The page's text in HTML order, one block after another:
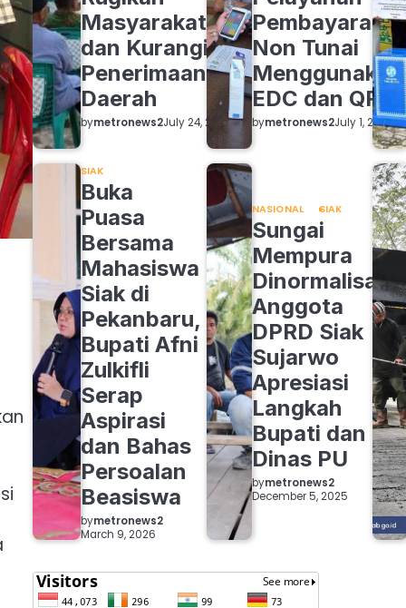
Masyarakat
dan Kurangi
Penerimaan
Daerah
bymetronews2July 24, 2026
Pembayaran
Non Tunai
Menggunakan
EDC dan QRIS
bymetronews2July 1, 2026
SIAK
Buka
Puasa
Bersama
Mahasiswa
Siak di
Pekanbaru,
Bupati Afni
Zulkifli
Serap
Aspirasi
dan Bahas
Persoalan
Beasiswa
bymetronews2
March 9, 2026
NASIONAL SIAK
Sungai
Mempura
Dinormalisasi,
Anggota
DPRD Siak
Sujarwo
Apresiasi
Langkah
Bupati dan
Dinas PU
bymetronews2
December 5, 2025